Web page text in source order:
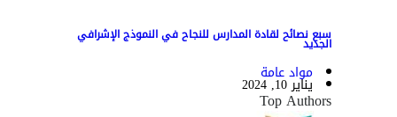
سبع نصائح لقادة المدارس للنجاح في النموذج الإشرافي
الجديد
مواد عامة
يناير 10, 2024
Top Authors